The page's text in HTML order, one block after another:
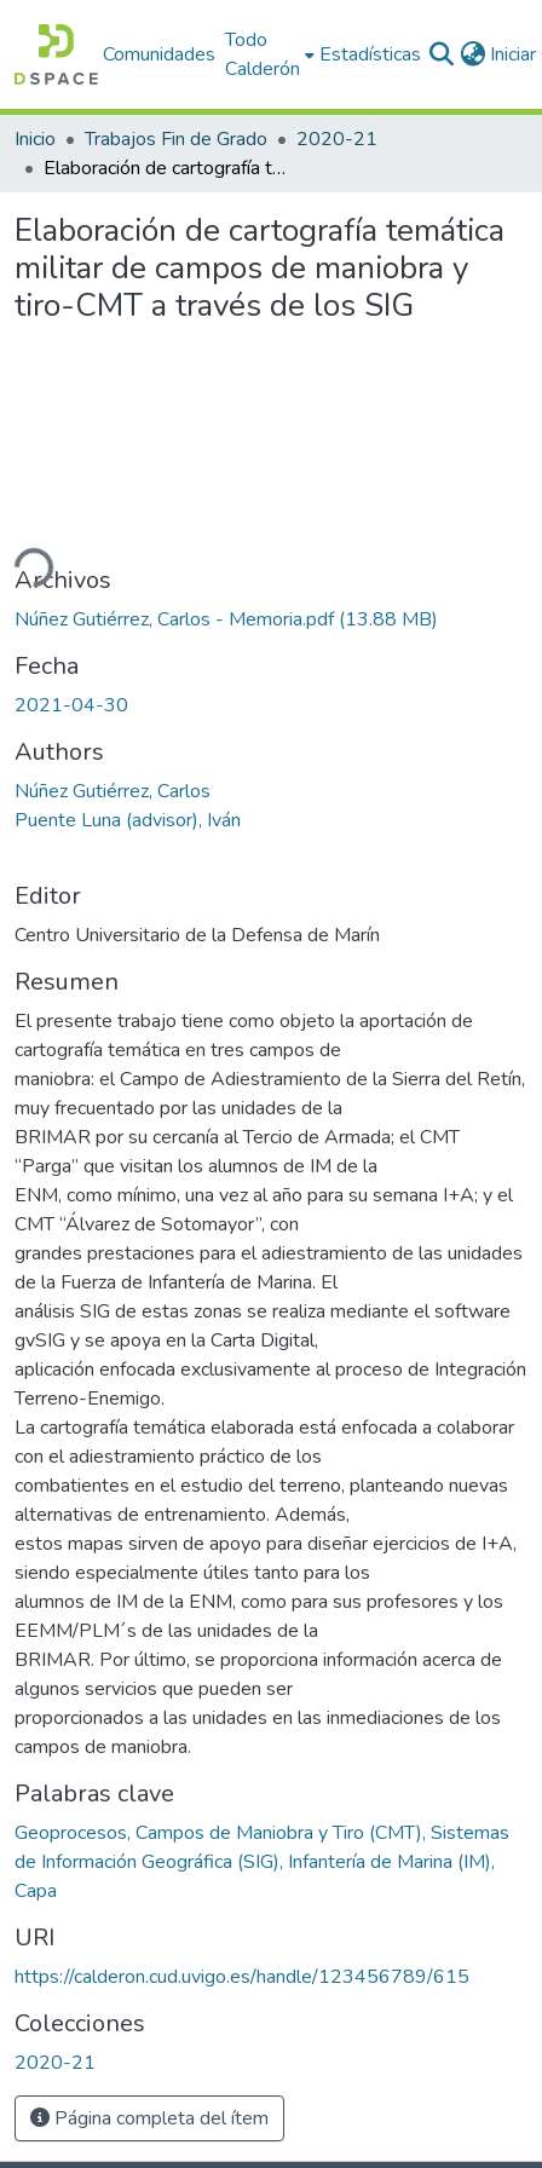
Comunidades
Todo
Calderón
Estadísticas
Inicio Trabajos Fin de Grado
2020-21
Elaboración de cartografía temática militar de campos de maniobra y tiro-CMT a través de los SIG
Elaboración de cartografía temática
militar de campos de maniobra y
tiro-CMT a través de los SIG
Archivos
Núñez Gutiérrez, Carlos - Memoria.pdf(13.88 MB)
Fecha
2021-04-30
Authors
Núñez Gutiérrez, Carlos
Puente Luna (advisor), Iván
Editor
Centro Universitario de la Defensa de Marín
Resumen
El presente trabajo tiene como objeto la aportación de
cartografía temática en tres campos de
maniobra: el Campo de Adiestramiento de la Sierra del Retín,
muy frecuentado por las unidades de la
BRIMAR por su cercanía al Tercio de Armada; el CMT
“Parga” que visitan los alumnos de IM de la
ENM, como mínimo, una vez al año para su semana I+A; y el
CMT “Álvarez de Sotomayor”, con
grandes prestaciones para el adiestramiento de las unidades
de la Fuerza de Infantería de Marina. El
análisis SIG de estas zonas se realiza mediante el software
gvSIG y se apoya en la Carta Digital,
aplicación enfocada exclusivamente al proceso de Integración
Terreno-Enemigo.
La cartografía temática elaborada está enfocada a colaborar
con el adiestramiento práctico de los
combatientes en el estudio del terreno, planteando nuevas
alternativas de entrenamiento. Además,
estos mapas sirven de apoyo para diseñar ejercicios de I+A,
siendo especialmente útiles tanto para los
alumnos de IM de la ENM, como para sus profesores y los
EEMM/PLM´s de las unidades de la
BRIMAR. Por último, se proporciona información acerca de
algunos servicios que pueden ser
proporcionados a las unidades en las inmediaciones de los
campos de maniobra.
Palabras clave
Geoprocesos, Campos de Maniobra y Tiro (CMT), Sistemas
de Información Geográfica (SIG), Infantería de Marina (IM),
Capa
URI
https://calderon.cud.uvigo.es/handle/123456789/615
Colecciones
2020-21
Página completa del ítem